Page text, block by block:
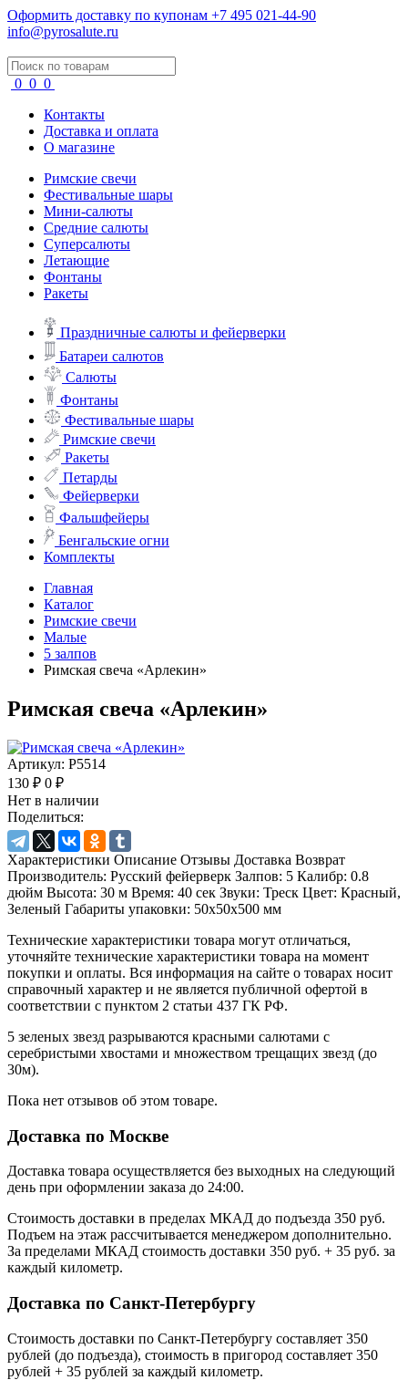
Оформить доставку по купонам +7 495 021-44-90
info@pyrosalute.ru
0 0 0
Контакты
Доставка и оплата
О магазине
Римские свечи
Фестивальные шары
Мини-салюты
Средние салюты
Суперсалюты
Летающие
Фонтаны
Ракеты
Праздничные салюты и фейерверки
Батареи салютов
Салюты
Фонтаны
Фестивальные шары
Римские свечи
Ракеты
Петарды
Фейерверки
Фальшфейеры
Бенгальские огни
Комплекты
Главная
Каталог
Римские свечи
Малые
5 залпов
Римская свеча «Арлекин»
Римская свеча «Арлекин»
Артикул: Р5514
130 ₽ 0 ₽
Нет в наличии
Поделиться:
Характеристики Описание Отзывы Доставка Возврат
Производитель: Русский фейерверк Залпов: 5 Калибр: 0.8
дюйм Высота: 30 м Время: 40 сек Звуки: Треск Цвет: Красный,
Зеленый Габариты упаковки: 50х50х500 мм
Технические характеристики товара могут отличаться,
уточняйте технические характеристики товара на момент
покупки и оплаты. Вся информация на сайте о товарах носит
справочный характер и не является публичной офертой в
соответствии с пунктом 2 статьи 437 ГК РФ.
5 зеленых звезд разрываются красными салютами с
серебристыми хвостами и множеством трещащих звезд (до
30м).
Пока нет отзывов об этом товаре.
Доставка по Москве
Доставка товара осуществляется без выходных на следующий
день при оформлении заказа до 24:00.
Стоимость доставки в пределах МКАД до подъезда 350 руб.
Подъем на этаж рассчитывается менеджером дополнительно.
За пределами МКАД стоимость доставки 350 руб. + 35 руб. за
каждый километр.
Доставка по Санкт-Петербургу
Стоимость доставки по Санкт-Петербургу составляет 350
рублей (до подъезда), стоимость в пригород составляет 350
рублей + 35 рублей за каждый километр.